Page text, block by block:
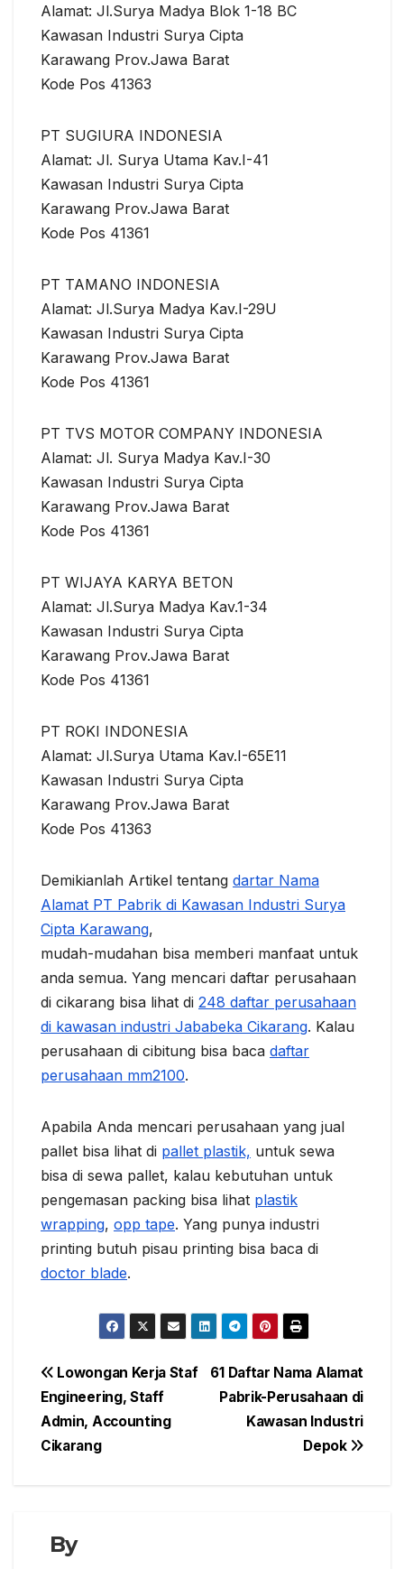
Alamat: Jl.Surya Madya Blok 1-18 BC
Kawasan Industri Surya Cipta
Karawang Prov.Jawa Barat
Kode Pos 41363
PT SUGIURA INDONESIA
Alamat: Jl. Surya Utama Kav.I-41
Kawasan Industri Surya Cipta
Karawang Prov.Jawa Barat
Kode Pos 41361
PT TAMANO INDONESIA
Alamat: Jl.Surya Madya Kav.I-29U
Kawasan Industri Surya Cipta
Karawang Prov.Jawa Barat
Kode Pos 41361
PT TVS MOTOR COMPANY INDONESIA
Alamat: Jl. Surya Madya Kav.I-30
Kawasan Industri Surya Cipta
Karawang Prov.Jawa Barat
Kode Pos 41361
PT WIJAYA KARYA BETON
Alamat: Jl.Surya Madya Kav.1-34
Kawasan Industri Surya Cipta
Karawang Prov.Jawa Barat
Kode Pos 41361
PT ROKI INDONESIA
Alamat: Jl.Surya Utama Kav.I-65E11
Kawasan Industri Surya Cipta
Karawang Prov.Jawa Barat
Kode Pos 41363
Demikianlah Artikel tentang dartar Nama
Alamat PT Pabrik di Kawasan Industri Surya
Cipta Karawang,
mudah-mudahan bisa memberi manfaat untuk
anda semua. Yang mencari daftar perusahaan
di cikarang bisa lihat di 248 daftar perusahaan
di kawasan industri Jababeka Cikarang. Kalau
perusahaan di cibitung bisa baca daftar
perusahaan mm2100.
Apabila Anda mencari perusahaan yang jual
pallet bisa lihat di pallet plastik, untuk sewa
bisa di sewa pallet, kalau kebutuhan untuk
pengemasan packing bisa lihat plastik
wrapping, opp tape. Yang punya industri
printing butuh pisau printing bisa baca di
doctor blade.
Navigasi
pos
61 Daftar Nama Alamat
Pabrik-Perusahaan di
Kawasan Industri
Depok
Lowongan Kerja Staf
Engineering, Staff
Admin, Accounting
Cikarang
By